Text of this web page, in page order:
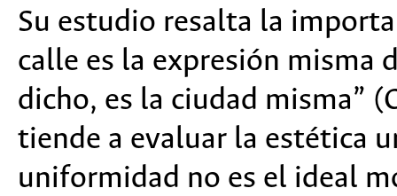
Su estudio resalta la
calle es la expresión misma
dicho, es la ciudad misma”
tiende a evaluar la estética
uniformidad no es el ideal